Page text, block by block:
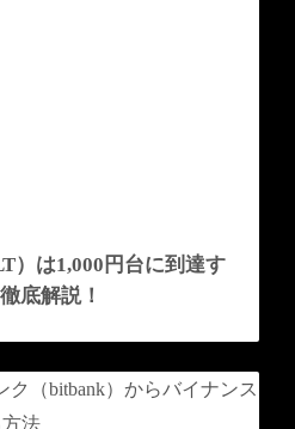
）は1,000円台に到達す
底解説！